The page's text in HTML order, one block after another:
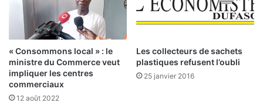
i
o
n
1
5
0
a
« Consommons local » : le
ministre du Commerce veut
impliquer les centres
commerciaux
12 août 2022
Les collecteurs de sachets
plastiques refusent l’oubli
25 janvier 2016